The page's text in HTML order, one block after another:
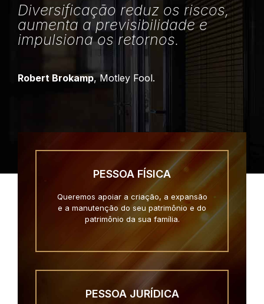
Diversificação reduz os riscos,
aumenta a previsibilidade e
impulsiona os retornos.
Robert Brokamp, Motley Fool.
PESSOA FÍSICA
Queremos apoiar a criação, a expansão
e a manutenção do seu patrimônio e do
patrimônio da sua família.
PESSOA JURÍDICA